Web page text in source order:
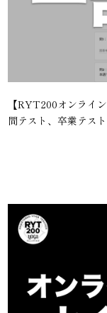
【RYT200オンライ
間テスト、卒業テス